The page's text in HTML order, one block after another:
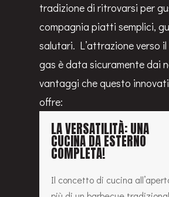
vecchi amici, riscoprire il
famiglia, inventarsi una cena
gesti semplici. Anche in
anni sta dilagando la
tradizione di ritrovarsi per
compagnia piatti semplici,
salutari. L’attrazione verso il
gas è data sicuramente dai
vantaggi che questo
offre: